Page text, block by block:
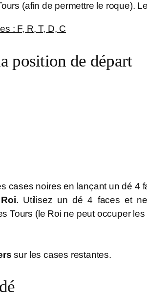
(afin de permettre le roque).
: F, R, T, D, C
position de départ
cases noires en lançant un dé 4
Roi. Utilisez un dé 4 faces et
Tours (le Roi ne peut occuper
sur les cases restantes.